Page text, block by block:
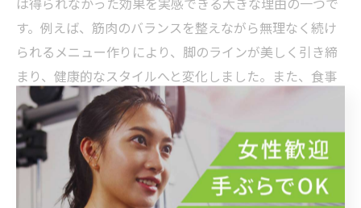
す。例えば、筋肉のバランスを整えながら無理なく続け
られるメニュー作りにより、脚のラインが美しく引き締
まり、健康的なスタイルへと変化しました。また、食事
管理も専門的なアドバイスが得られるため、適切な栄養
摂取で脂肪減少と筋力アップが両立できる点も高評価で
す。さらに、定期的なトレーニングとフィードバックで
モチベーションが維持され、挫折を防ぐことができたと
言います。パーソナルトレーニングは単なる運動指導に